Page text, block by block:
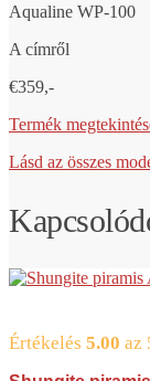
Aqualine WP-100
A címről
€359,-
Termék
Lásd az összes
Értékelés 5.00 az